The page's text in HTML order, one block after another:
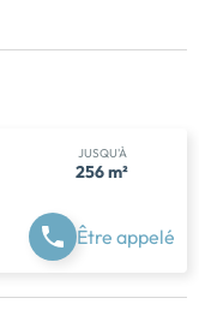
JUSQU'À
256 m²
Être appelé